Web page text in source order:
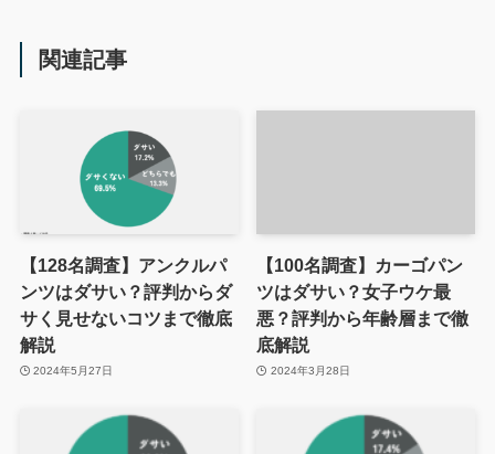
関連記事
【128名調査】アンクルパ
ンツはダサい？評判からダ
サく見せないコツまで徹底
解説
2024年5月27日
【100名調査】カーゴパン
ツはダサい？女子ウケ最
悪？評判から年齢層まで徹
底解説
2024年3月28日